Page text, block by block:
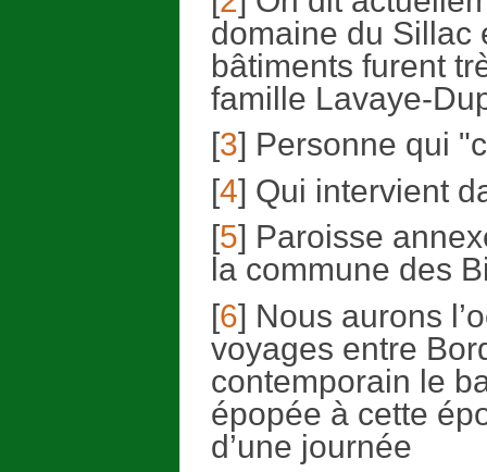
domaine du Sillac
bâtiments furent
famille Lavaye-
[3] Personne qui
[4] Qui intervient
[5] Paroisse
la commune des
[6] Nous aurons
voyages entre
contemporain le
épopée à cette
d’une journée